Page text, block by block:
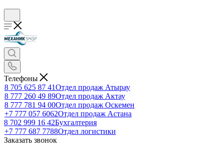
Телефоны
8 705 625 87 41Отдел продаж Атырау
8 777 260 49 89Отдел продаж Актау
8 777 781 94 00Отдел продаж Оскемен
+7 777 057 6062Отдел продаж Астана
8 702 999 16 42Бухгалтерия
+7 777 687 7788Отдел логистики
Заказать звонок